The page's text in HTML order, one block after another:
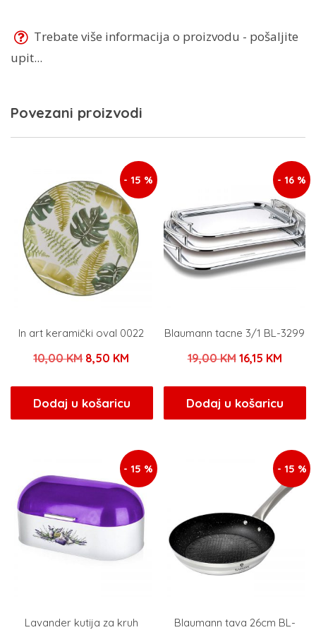
Trebate više informacija o proizvodu - pošaljite
upit...
Povezani proizvodi
- 15 %
In art keramički oval 0022
10,00KM Izvorna
bila
je:
8,50 KM
je:
8,50 KM.
Dodaj u košaricu
- 16 %
Blaumann tacne 3/1 BL-3299
19,00KM Izvorna
bila
je:
16,15 KM
je:
16,15
Dodaj u košaricu
- 15 %
Lavander kutija za kruh
- 15 %
Blaumann tava 26cm BL-